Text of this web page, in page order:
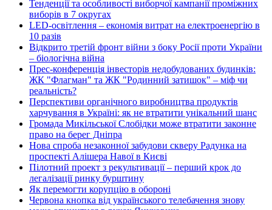
Тенденції та особливості виборчої кампанії проміжних
виборів в 7 округах
LED-освітлення – економія витрат на електроенергію в
10 разів
Відкрито третій фронт війни з боку Росії проти України
– біологічна війна
Прес-конференція інвесторів недобудованих будинків:
ЖК "Флагман" та ЖК "Родинний затишок" – міф чи
реальність?
Перспективи органічного виробництва продуктів
харчування в Україні: як не втратити унікальний шанс
Громада Микільської Слобідки може втратити законне
право на берег Дніпра
Нова спроба незаконної забудови скверу Радунка на
проспекті Алішера Навої в Києві
Пілотний проект з рекультивації – перший крок до
легалізації ринку бурштину
Як перемогти корупцію в обороні
Червона кнопка від українського телебачення знову